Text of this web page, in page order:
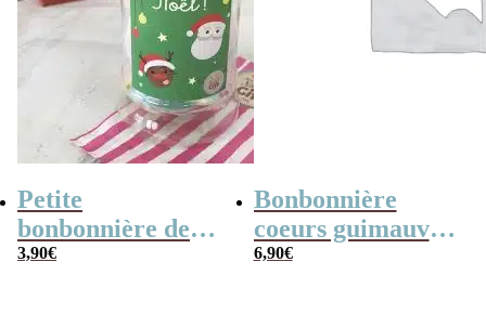
Petite
bonbonnière de
Noël – 20 Bonbons
3,90€
Bonbonnière
coeurs guimauve
x15 “Merci pour
6,90€